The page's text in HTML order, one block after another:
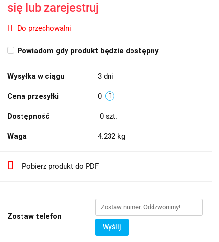
się lub zarejestruj
Do przechowalni
Powiadom gdy produkt będzie dostępny
Wysyłka w ciągu 3 dni
Cena przesyłki 0
Dostępność 0 szt.
Waga 4.232 kg
Pobierz produkt do PDF
Zostaw telefon
Wyślij